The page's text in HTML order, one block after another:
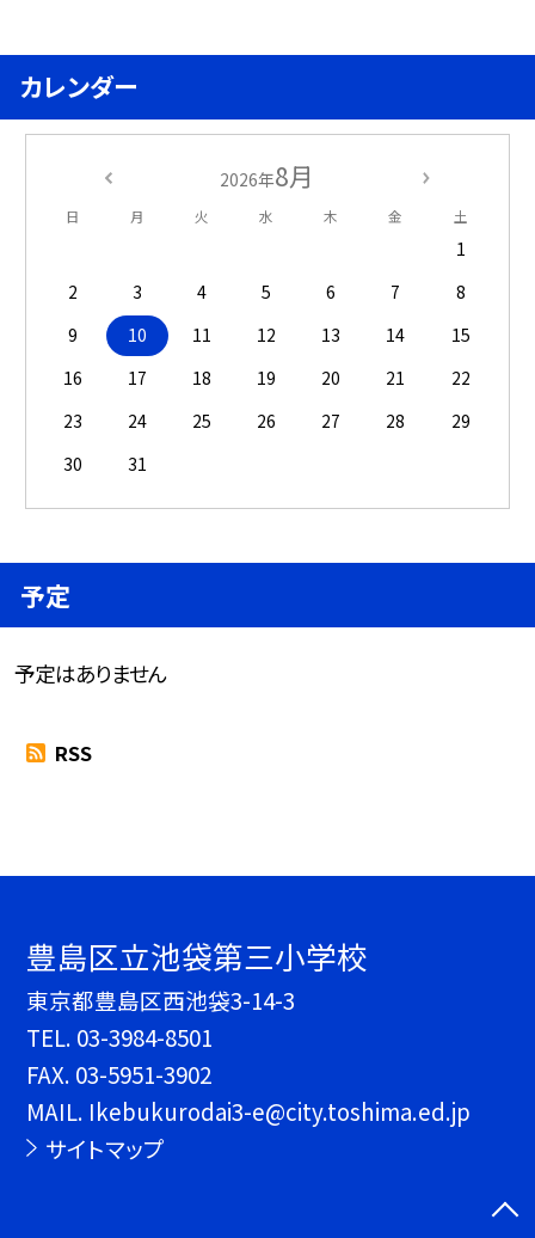
カレンダー
2026年8月
日 月 火 水 木 金 土
1
2
3 4 5 6 7
8
9
10 11 12 13 14
15
16
17 18 19 20 21
22
23
24 25 26 27 28
29
30
31
予定
予定はありません
RSS
豊島区立池袋第三小学校
東京都豊島区西池袋3-14-3
TEL. 03-3984-8501
FAX. 03-5951-3902
MAIL. Ikebukurodai3-e@city.toshima.ed.jp
サイトマップ